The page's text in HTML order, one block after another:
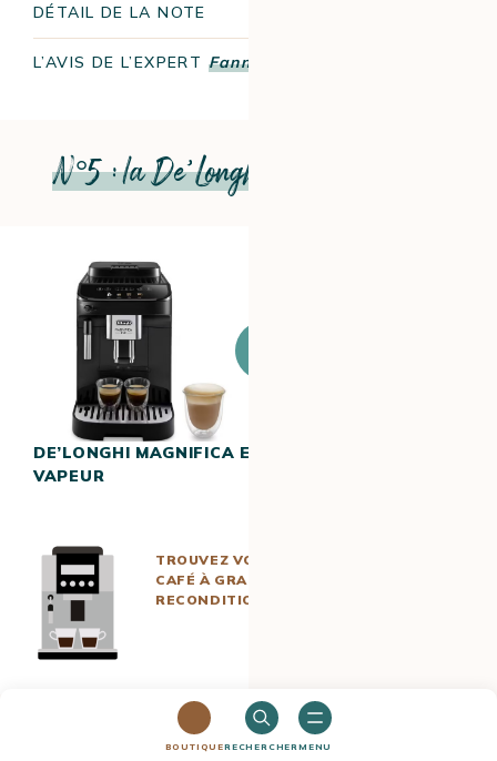
BOUTIQUERECHERCHERMENU
DÉTAIL DE LA NOTE
L’AVIS DE L’EXPERT Fanny
N°5 : la De’Longhi Magnifica EVO
DE’LONGHI MAGNIFICA EVO BUSE
VAPEUR
L’AVIS DE L’EXPERTFanny
N°6 : la KitchenAid KF2
TROUVEZ VOTRE MACHINE À
CAFÉ À GRAIN DÉBUTANTE EN
RECONDITIONNÉ